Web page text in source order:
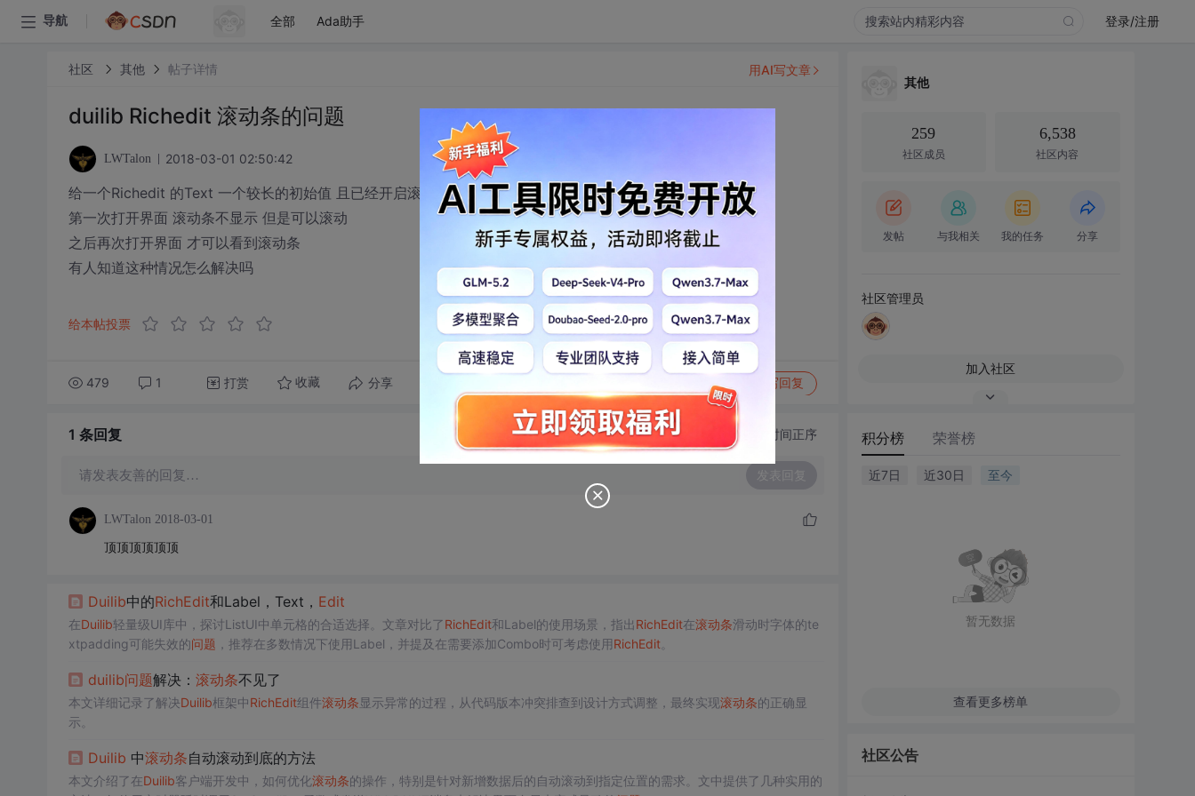
导航 全部 Ada助手 登录/注册
社区 其他 帖子详情
duilib Richedit 滚动条的问题
LWTalon 2018-03-01 02:50:42
给一个Richedit 的Text 一个较长的初始值 且已经开启滚动条属性
第一次打开界面 滚动条不显示 但是可以滚动
之后再次打开界面 才可以看到滚动条
有人知道这种情况怎么解决吗
给本帖投票
479 1 打赏 收藏 分享 写回复
用AI写文章
1 条回复 切换为时间正序
请发表友善的回复… 发表回复
LWTalon 2018-03-01
顶顶顶顶顶顶
Duilib中的RichEdit和Label，Text， Edit
在Duilib轻量级UI库中，探讨ListUI中单元格的合适选择。文章对比了RichEdit和Label的使用场景，指出RichEdit在滚动条滑动时字体的te
xtpadding可能失效的问题 ，推荐在多数情况下使用Label，并提及在需要添加Combo时可考虑使用RichEdit。
duilib问题解决： 滚动条不见了
本文详细记录了解决Duilib框架中RichEdit组件滚动条显示异常的过程，从代码版本冲突排查到设计方式调整，最终实现滚动条的正确显
示。
Duilib 中滚动条自动滚动到底的方法
本文介绍了在Duilib客户端开发中，如何优化滚动条的操作，特别是针对新增数据后的自动滚动到指定位置的需求。文中提供了几种实用的
其他
259
社区成员
6,538
社区内容
发帖 与我相关 我的任务 分享
社区管理员
加入社区
积分榜 荣誉榜
近7日 近30日 至今
暂无数据
查看更多榜单
社区公告